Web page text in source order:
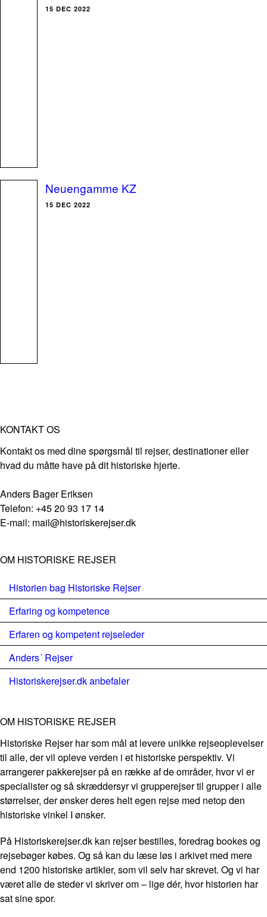
15 DEC 2022
Neuengamme KZ
15 DEC 2022
KONTAKT OS
Kontakt os med dine spørgsmål til rejser, destinationer eller
hvad du måtte have på dit historiske hjerte.
Anders Bager Eriksen
Telefon: +45 20 93 17 14
E-mail: mail@historiskerejser.dk
OM HISTORISKE REJSER
Historien bag Historiske Rejser
Erfaring og kompetence
Erfaren og kompetent rejseleder
Anders´ Rejser
Historiskerejser.dk anbefaler
OM HISTORISKE REJSER
Historiske Rejser har som mål at levere unikke rejseoplevelser
til alle, der vil opleve verden i et historiske perspektiv. Vi
arrangerer pakkerejser på en række af de områder, hvor vi er
specialister og så skræddersyr vi grupperejser til grupper i alle
størrelser, der ønsker deres helt egen rejse med netop den
historiske vinkel I ønsker.
På Historiskerejser.dk kan rejser bestilles, foredrag bookes og
rejsebøger købes. Og så kan du læse løs i arkivet med mere
end 1200 historiske artikler, som vil selv har skrevet. Og vi har
været alle de steder vi skriver om – lige dér, hvor historien har
sat sine spor.